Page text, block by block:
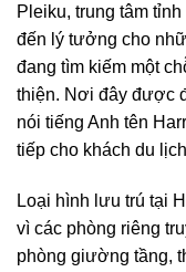
Pleiku, trung tâm
đến lý tưởng cho
đang tìm kiếm một
thiện. Nơi đây được
nói tiếng Anh tên
tiếp cho khách du
Loại hình lưu trú tại
vì các phòng riêng
phòng giường tầng,